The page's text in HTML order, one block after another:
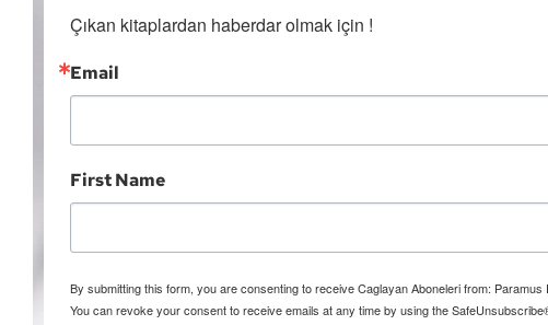
Çıkan kitaplardan haberdar olmak için !
Email
First Name
By submitting this form, you are consenting to receive Caglayan Aboneleri from:
You can revoke your consent to receive emails at any time by using the